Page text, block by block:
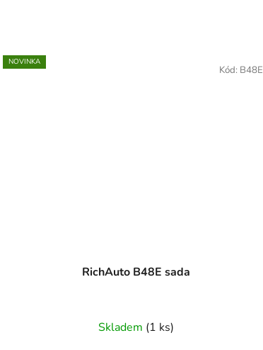
NOVINKA
RichAuto B48E sada
Skladem (1 ks)
Kód: B48E